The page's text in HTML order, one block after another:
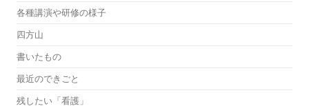
各種講演や研修の様子
四方山
書いたもの
最近のできごと
残したい「看護」